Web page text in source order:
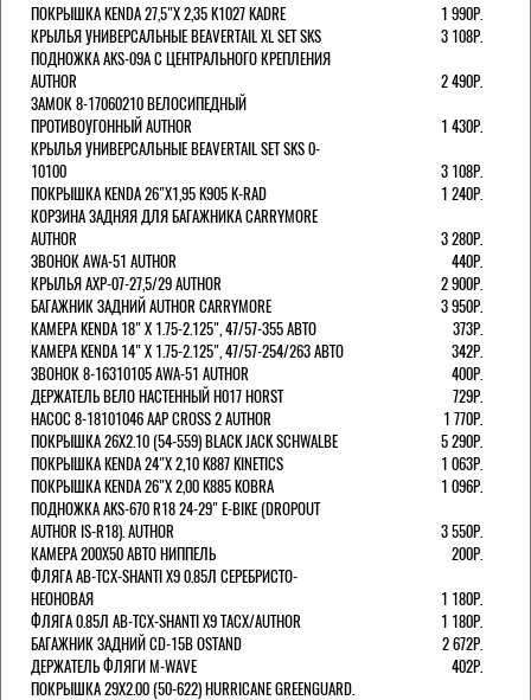
ПОКРЫШКА KENDA 27,5"Х 2,35 K1027 KADRE
1 990Р.
КРЫЛЬЯ УНИВЕРСАЛЬНЫЕ BEAVERTAIL XL SET SKS
3 108Р.
ПОДНОЖКА AKS-09A C ЦЕНТРАЛЬНОГО КРЕПЛЕНИЯ
AUTHOR
2 490Р.
ЗАМОК 8-17060210 ВЕЛОСИПЕДНЫЙ
ПРОТИВОУГОННЫЙ AUTHOR
1 430Р.
КРЫЛЬЯ УНИВЕРСАЛЬНЫЕ BEAVERTAIL SET SKS 0-
10100
3 108Р.
ПОКРЫШКА KENDA 26"Х1,95 K905 K-RAD
1 240Р.
КОРЗИНА ЗАДНЯЯ ДЛЯ БАГАЖНИКА CARRYMORE
AUTHOR
3 280Р.
ЗВОНОК AWA-51 AUTHOR
440Р.
КРЫЛЬЯ AXP-07-27,5/29 AUTHOR
2 900Р.
БАГАЖНИК ЗАДНИЙ AUTHOR CARRYMORE
3 950Р.
КАМЕРА KENDA 18" Х 1.75-2.125", 47/57-355 АВТО
373Р.
КАМЕРА KENDA 14" Х 1.75-2.125", 47/57-254/263 АВТО
342Р.
ЗВОНОК 8-16310105 AWA-51 AUTHOR
400Р.
ДЕРЖАТЕЛЬ ВЕЛО НАСТЕННЫЙ H017 HORST
729Р.
НАСОС 8-18101046 AAP CROSS 2 AUTHOR
1 770Р.
ПОКРЫШКА 26X2.10 (54-559) BLACK JACK SCHWALBE
5 290Р.
ПОКРЫШКА KENDA 24"Х 2,10 K887 KINETICS
1 063Р.
ПОКРЫШКА KENDA 26"Х 2,00 K885 KOBRA
1 096Р.
ПОДНОЖКА AKS-670 R18 24-29" E-BIKE (DROPOUT
AUTHOR IS-R18). AUTHOR
3 550Р.
КАМЕРА 200Х50 АВТО НИППЕЛЬ
200Р.
ФЛЯГА AB-TCX-SHANTI X9 0.85Л СЕРЕБРИСТО-
НЕОНОВАЯ
1 180Р.
ФЛЯГА 0.85Л AB-TCX-SHANTI X9 TACX/AUTHOR
1 180Р.
БАГАЖНИК ЗАДНИЙ CD-15B OSTAND
2 672Р.
ДЕРЖАТЕЛЬ ФЛЯГИ M-WAVE
402Р.
ПОКРЫШКА 29X2.00 (50-622) HURRICANE GREENGUARD.